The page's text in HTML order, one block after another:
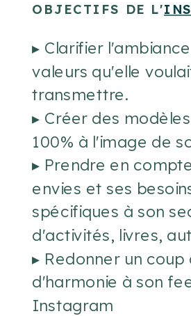
OBJECTIFS DE L'
▸ Clarifier
valeurs qu'elle
transmettre.
▸ Créer des
100% à l'image de
▸ Prendre en
envies et ses
spécifiques à son
d'activités, livres,
▸ Redonner un
d'harmonie à son
Instagram